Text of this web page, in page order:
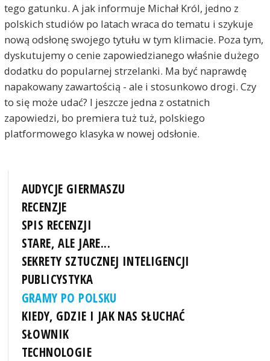
tego gatunku. A jak informuje Michał Król, jedno z
polskich studiów po latach wraca do tematu i szykuje
nową odsłonę swojego tytułu w tym klimacie. Poza tym,
dyskutujemy o cenie zapowiedzianego właśnie dużego
dodatku do popularnej strzelanki. Ma być naprawdę
napakowany zawartością - ale i stosunkowo drogi. Czy
to się może udać? I jeszcze jedna z ostatnich
zapowiedzi, bo premiera tuż tuż, polskiego
platformowego klasyka w nowej odsłonie.
AUDYCJE GIERMASZU
RECENZJE
SPIS RECENZJI
STARE, ALE JARE...
SEKRETY SZTUCZNEJ INTELIGENCJI
PUBLICYSTYKA
GRAMY PO POLSKU
KIEDY, GDZIE I JAK NAS SŁUCHAĆ
SŁOWNIK
TECHNOLOGIE